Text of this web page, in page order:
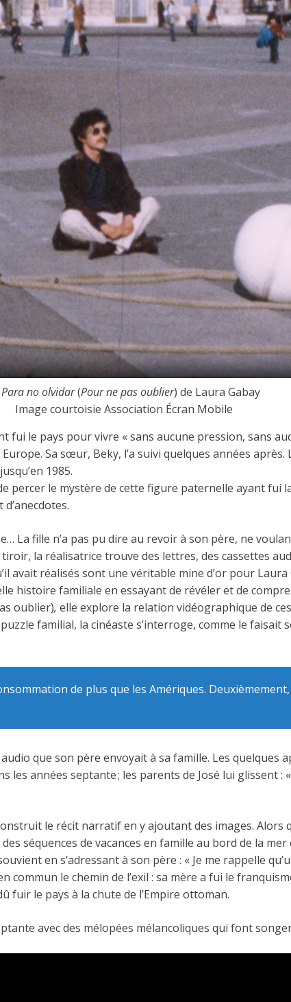
Para no olvidar(Pour ne pas oublier) de Laura Gabay
Image courtoisie Association Écran Mobile
fui le pays pour vivre « sans aucune pression, sans
Sa sœur, Beky, l’a suivi quelques années après.
1985.
percer le mystère de cette figure paternelle ayant fui
La fille n’a pas pu dire au revoir à son père, ne
la réalisatrice trouve des lettres, des cassettes
avait réalisés sont une véritable mine d’or pour
histoire familiale en essayant de révéler et de
oublier), elle explore la relation vidéographique de
familial, la cinéaste s’interroge, comme le
de plus que les Amériques.
que son père envoyait à sa famille. Les quelques
années septante ; les parents de José lui glissent
le récit narratif en y ajoutant des images. Alors
séquences de vacances en famille au bord de la
en s’adressant à son père : « Je me rappelle
commun le chemin de l’exil : sa mère a fui le
fuir le pays à la chute de l’Empire ottoman.
avec des mélopées mélancoliques qui font